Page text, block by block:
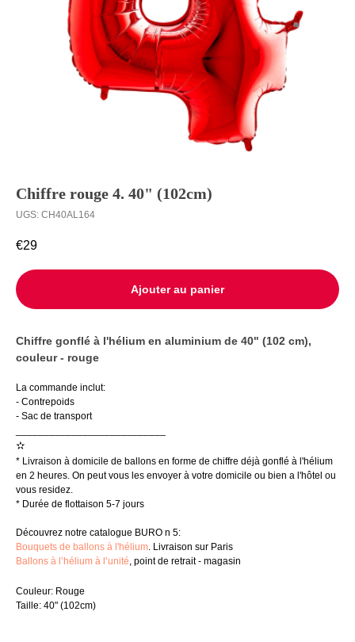
Ballons à
l’unité
Livraison
Contact
Chiffre rouge 4. 40" (102cm)
UGS: CH40AL164
€29
Ajouter au panier
Сhiffre gonflé à l'hélium en aluminium de 40" (102 cm),
couleur - rouge
La commande inclut:
- Contrepoids
- Sac de transport
✫
* Livraison à domicile de ballons en forme de chiffre déjà gonflé à l'hélium
en 2 heures. On peut vous les envoyer à votre domicile ou bien a l'hôtel ou
vous residez.
* Durée de flottaison 5-7 jours
Découvrez notre catalogue BURO n 5:
Bouquets de ballons à l'hélium. Livraison sur Paris
Ballons à l’hélium à l’unité, point de retrait - magasin
Couleur: Rouge
Taille: 40" (102cm)